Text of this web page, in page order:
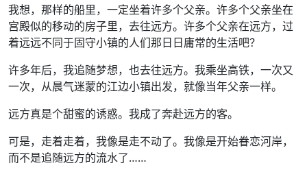
我想，那样的船里，一定坐着许多个父亲。许多个父亲坐在
宫殿似的移动的房子里，去往远方。许多个父亲在远方，过
着远远不同于固守小镇的人们那日日庸常的生活吧？
许多年后，我追随梦想，也去往远方。我乘坐高铁，一次又
一次，从晨气迷蒙的江边小镇出发，就像当年父亲一样。
远方真是个甜蜜的诱惑。我成了奔赴远方的客。
可是，走着走着，我像是走不动了。我像是开始眷恋河岸，
而不是追随远方的流水了……